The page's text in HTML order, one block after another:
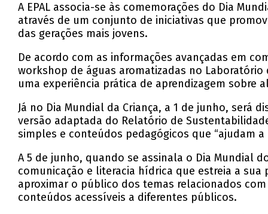
Novo podcast 'Bora Falar de Água' será
Um evento gratuito no Jardim de Campo de
A EPAL associa-se às comemorações do Dia
através de um conjunto de iniciativas que
das gerações mais jovens.
De acordo com as informações avançadas em
workshop de águas aromatizadas no Laboratório
uma experiência prática de aprendizagem sobre
Já no Dia Mundial da Criança, a 1 de junho, será
versão adaptada do Relatório de
simples e conteúdos pedagógicos que “ajudam
A 5 de junho, quando se assinala o Dia Mundial
comunicação e literacia hídrica que estreia a
aproximar o público dos temas relacionados
conteúdos acessíveis a diferentes públicos.